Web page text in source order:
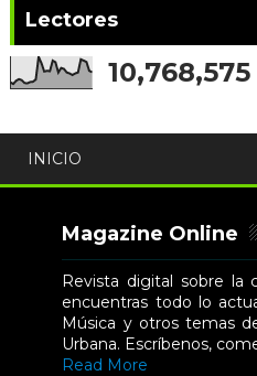
Lectores
10,768,575
INICIO
Magazine Online
Revista digital sobre la
encuentras todo lo
Música y otros temas
Urbana. Escríbenos,
Read More